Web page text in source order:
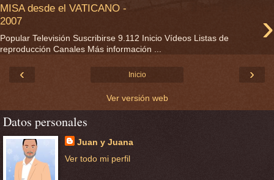
MISA desde el VATICANO -
2007
›
Popular Televisión Suscribirse 9.112 Inicio Vídeos Listas de
reproducción Canales Más información ...
‹ ›
Inicio
Ver versión web
Datos personales
Juan y Juana
Ver todo mi perfil